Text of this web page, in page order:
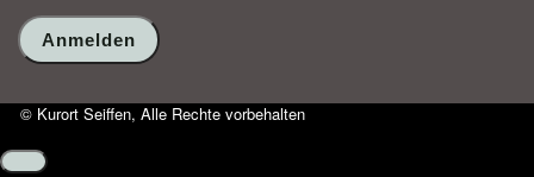
© Kurort Seiffen, Alle Rechte vorbehalten